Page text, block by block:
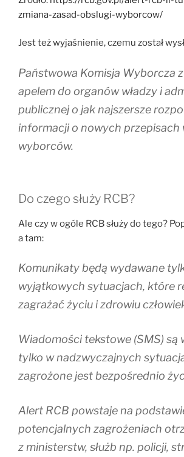
zmiana-zasad-obslugi-wyborcow/
Jest też wyjaśnienie, czemu został
Państwowa Komisja Wyborcza
apelem do organów władzy i
publicznej o jak najszersze
informacji o nowych przepisach
wyborców.
Do czego służy RCB?
Ale czy w ogóle RCB służy do tego?
a tam:
Komunikaty będą wydawane
wyjątkowych sytuacjach, które
zagrażać życiu i zdrowiu
Wiadomości tekstowe (SMS) są
tylko w nadzwyczajnych
zagrożone jest bezpośrednio
Alert RCB powstaje na
potencjalnych zagrożeniach
z ministerstw, służb np. policji,